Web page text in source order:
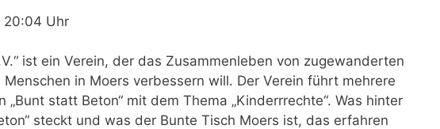
20:04 Uhr
ist ein Verein, der das Zusammenleben von zugewanderten
in Moers verbessern will. Der Verein führt mehrere
„Bunt statt Beton“ mit dem Thema „Kinderrrechte“. Was hinter
steckt und was der Bunte Tisch Moers ist, das erfahren